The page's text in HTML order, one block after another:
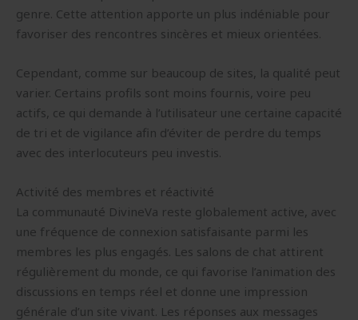
genre. Cette attention apporte un plus indéniable pour
favoriser des rencontres sincères et mieux orientées.
Cependant, comme sur beaucoup de sites, la qualité peut
varier. Certains profils sont moins fournis, voire peu
actifs, ce qui demande à l’utilisateur une certaine capacité
de tri et de vigilance afin d’éviter de perdre du temps
avec des interlocuteurs peu investis.
Activité des membres et réactivité
La communauté DivineVa reste globalement active, avec
une fréquence de connexion satisfaisante parmi les
membres les plus engagés. Les salons de chat attirent
régulièrement du monde, ce qui favorise l’animation des
discussions en temps réel et donne une impression
générale d’un site vivant. Les réponses aux messages